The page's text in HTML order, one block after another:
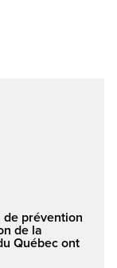
de prévention
de la
Québec ont